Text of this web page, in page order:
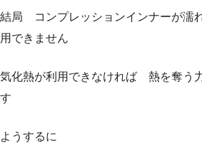
結局 コンプレッションインナーが濡
用できません
気化熱が利用できなければ 熱を奪う
す
ようするに